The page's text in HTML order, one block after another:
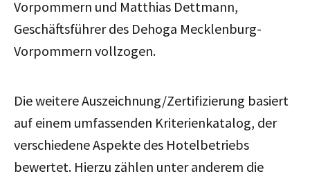
Vorpommern und Matthias Dettmann,
Geschäftsführer des Dehoga Mecklenburg-
Vorpommern vollzogen.
Die weitere Auszeichnung/Zertifizierung basiert
auf einem umfassenden Kriterienkatalog, der
verschiedene Aspekte des Hotelbetriebs
bewertet. Hierzu zählen unter anderem die